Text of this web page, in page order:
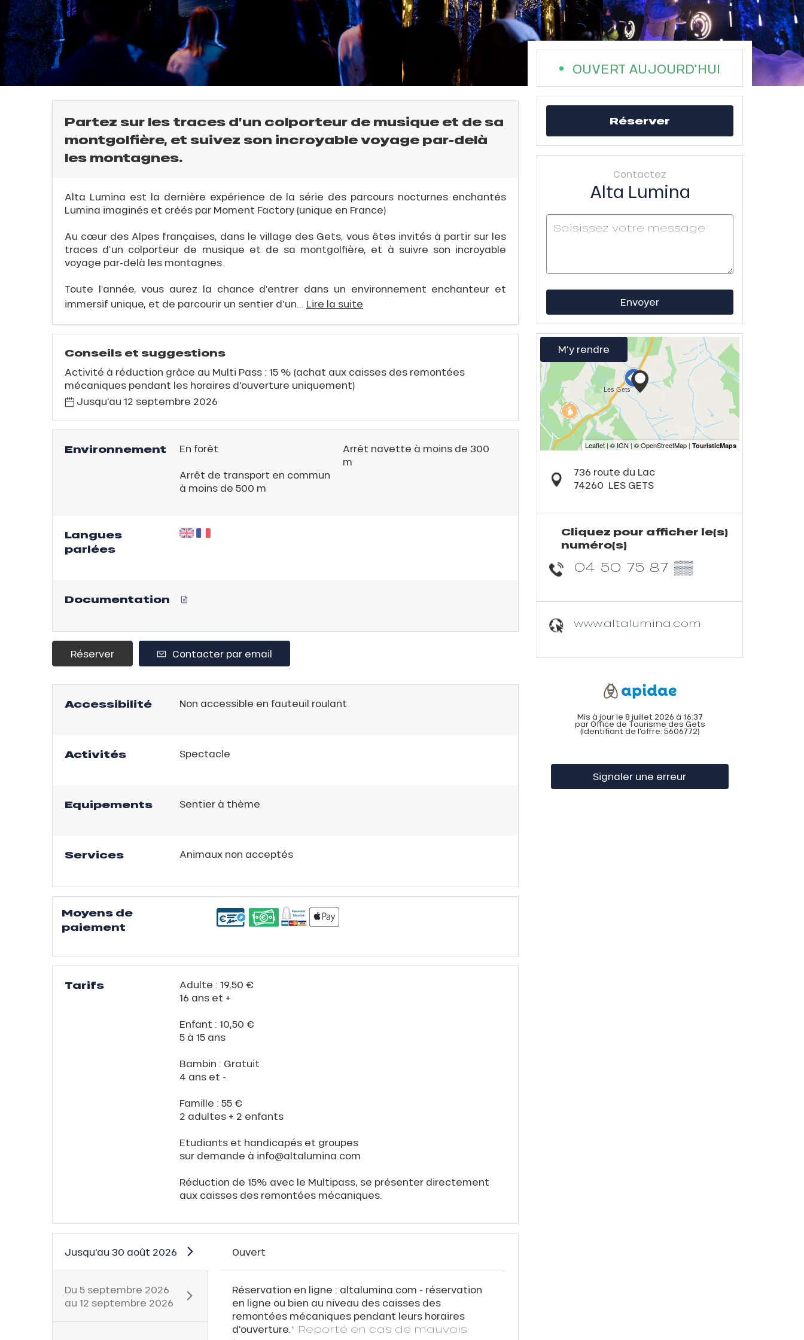
Partez sur les traces d’un colporteur de musique et de sa
montgolfière, et suivez son incroyable voyage par-delà
les montagnes.
Alta Lumina est la dernière expérience de la série des parcours nocturnes enchantés
Lumina imaginés et créés par Moment Factory (unique en France)
Au cœur des Alpes françaises, dans le village des Gets, vous êtes invités à partir sur les
traces d’un colporteur de musique et de sa montgolfière, et à suivre son incroyable
voyage par-delà les montagnes.
Toute l’année, vous aurez la chance d’entrer dans un environnement enchanteur et
immersif unique, et de parcourir un sentier d’un... Lire la suite
Conseils et suggestions
Activité à réduction grâce au Multi Pass : 15 % (achat aux caisses des remontées
mécaniques pendant les horaires d'ouverture uniquement)
Jusqu'au 12 septembre 2026
Environnement En forêt
Arrêt navette à moins de 300
m
Arrêt de transport en commun
à moins de 500 m
Langues
parlées
Documentation
Réserver Contacter par email
Accessibilité Non accessible en fauteuil roulant
Activités Spectacle
Equipements Sentier à thème
Services Animaux non acceptés
Moyens de
paiement
Tarifs
Adulte : 19,50 €
16 ans et +
Enfant : 10,50 €
5 à 15 ans
Bambin : Gratuit
4 ans et -
Famille : 55 €
2 adultes + 2 enfants
Etudiants et handicapés et groupes
sur demande à info@altalumina.com
Réduction de 15% avec le Multipass, se présenter directement
aux caisses des remontées mécaniques.
Jusqu'au 30 août 2026
Du 5 septembre 2026
au 12 septembre 2026
Ouvert
Réservation en ligne : altalumina.com - réservation
en ligne ou bien au niveau des caisses des
remontées mécaniques pendant leurs horaires
d'ouverture. * Reporté en cas de mauvais
OUVERT AUJOURD'HUI
Réserver
Contactez
Alta Lumina
Envoyer
M'y rendre
736 route du Lac
74260 LES GETS
Cliquez pour afficher le(s)
numéro(s)
04 50 75 87 ▒▒
www.altalumina.com
Mis à jour le 8 juillet 2026 à 16:37
par Office de Tourisme des Gets
(Identifiant de l'offre: 5606772)
Signaler une erreur